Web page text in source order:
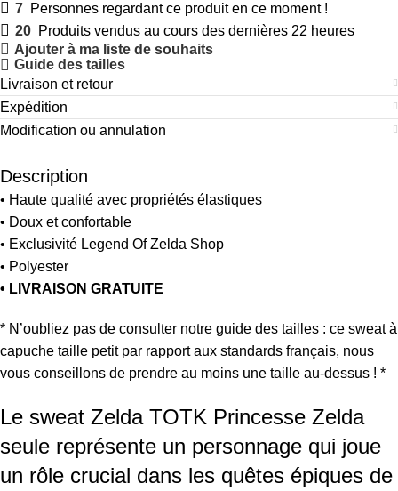
7 Personnes regardant ce produit en ce moment !
20 Produits vendus au cours des dernières 22 heures
Ajouter à ma liste de souhaits
Guide des tailles
Livraison et retour
Expédition
Modification ou annulation
Description
• Haute qualité avec propriétés élastiques
• Doux et confortable
• Exclusivité Legend Of Zelda Shop
• Polyester
• LIVRAISON GRATUITE
* N’oubliez pas de consulter notre guide des tailles : ce sweat à
capuche taille petit par rapport aux standards français, nous
vous conseillons de prendre au moins une taille au-dessus ! *
Le sweat Zelda TOTK Princesse Zelda
seule représente un personnage qui joue
un rôle crucial dans les quêtes épiques de